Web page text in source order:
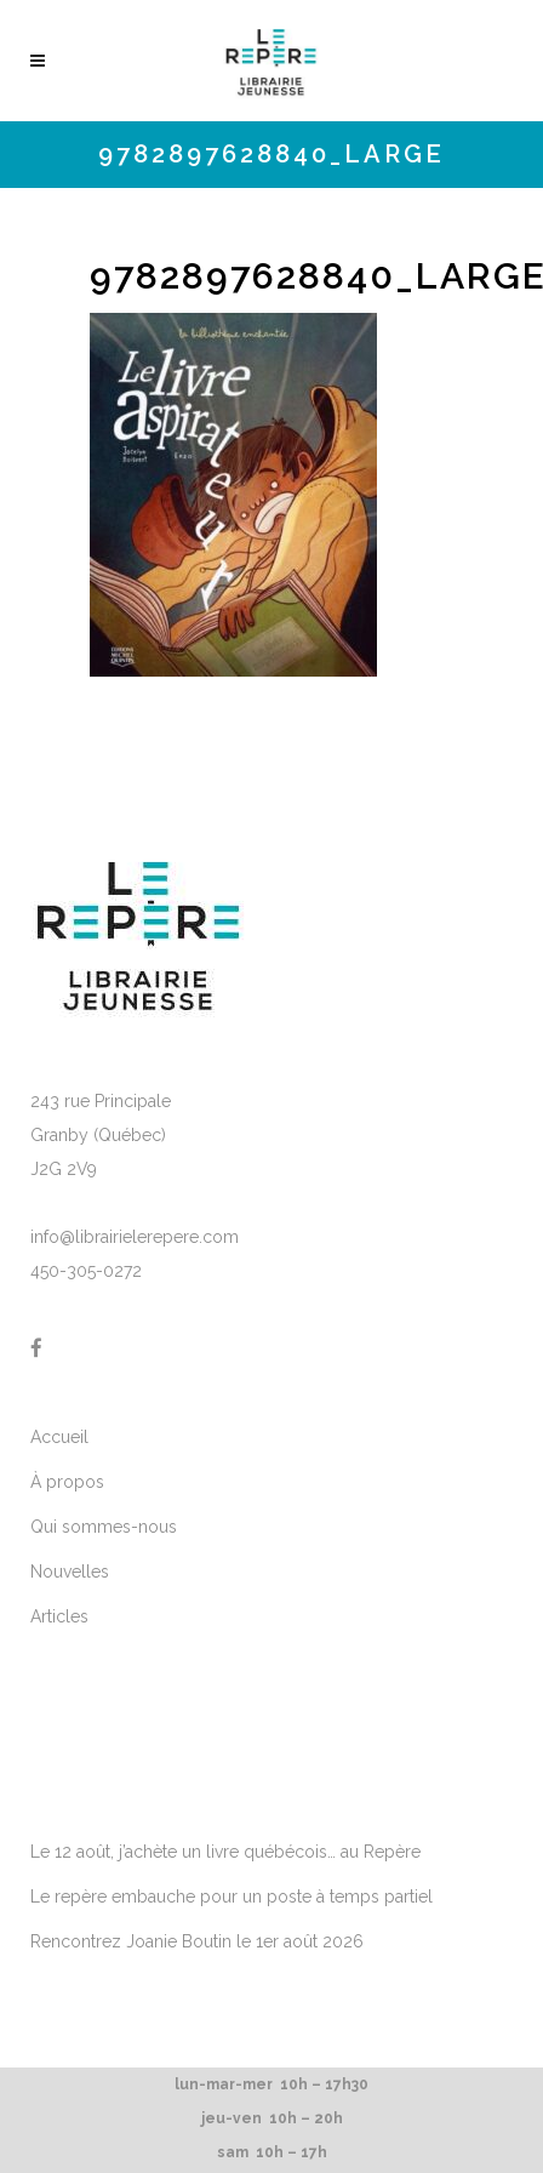
9782897628840_LARGE
243 rue Principale
Granby (Québec)
J2G 2V9
info@librairielerepere.com
450-305-0272
Accueil
À propos
Qui sommes-nous
Nouvelles
Articles
Le 12 août, j’achète un livre québécois… au Repère
Le repère embauche pour un poste à temps partiel
Rencontrez Joanie Boutin le 1er août 2026
lun-mar-mer 10h – 17h30
jeu-ven 10h – 20h
sam 10h – 17h